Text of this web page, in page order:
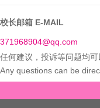
校长邮箱 E-MAIL
371968904@qq.com
任何建议，投诉等问题均
Any questions can be